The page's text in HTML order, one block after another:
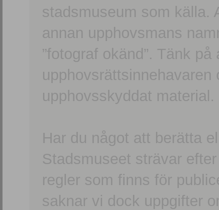
stadsmuseum som källa.
annan upphovsmans
”fotograf okänd”. Tänk
upphovsskyddat material.
Har du något att berätta
Stadsmuseet strävar
regler som finns för
saknar vi dock uppgifter